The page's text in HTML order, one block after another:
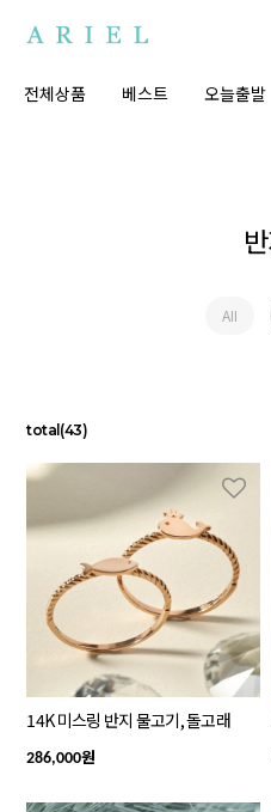
전체상품 베스트 오늘출발
AII
total (43)
14K 미스링 반지 물고기, 돌고래
286,000원